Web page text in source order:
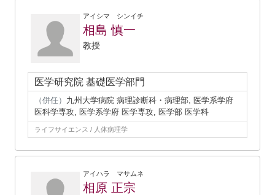
アイシマ シンイチ
相島 慎一
教授
医学研究院 基礎医学部門
（併任） 九州大学病院 病理診断科・病理部, 医学系学府
医科学専攻, 医学系学府 医学専攻, 医学部 医学科
ライフサイエンス / 人体病理学
アイハラ マサムネ
相原 正宗